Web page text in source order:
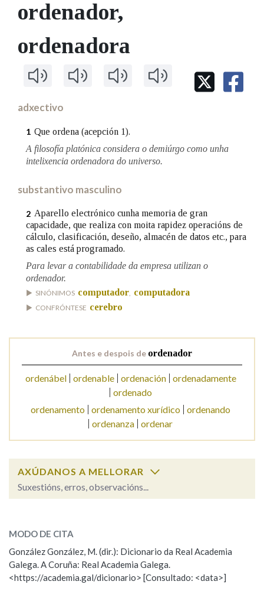
MARCIAL DEL ADALID
BAZÁN
FIGURAS HOMENAXEADAS
60 ANOS DLG
PRIMAVERA DAS LETRAS
PORTAL DAS PALABRAS
Facebook
TwitterYoutubeInstagram
Bluesky
BUSCAR NOS LEMAS
Comeza por
Remata por
Contén
Nos exemplos
Na fraseoloxía
OUTRAS OPCIÓNS DE BUSCA
Marcas gramaticais
LIMPAR
ordenador,
ordenadora
adxectivo
1 Que ordena (acepción 1).
A filosofía platónica considera o demiúrgo como unha
intelixencia ordenadora do universo.
substantivo masculino
2 Aparello electrónico cunha memoria de gran
capacidade, que realiza con moita rapidez operacións de
cálculo, clasificación, deseño, almacén de datos etc., para
as cales está programado.
Para levar a contabilidade da empresa utilizan o
ordenador.
SINÓNIMOS computador, computadora
CONFRÓNTESE cerebro
Antes e despois de ordenador
ordenábel ordenable ordenación
ordenadamente
ordenado
ordenamento ordenamento xurídico ordenando
ordenanza ordenar
AXÚDANOS A MELLORAR
Suxestións, erros, observacións...
ESCOLLE UNHA OPCIÓN:
Observación Hai un erro na palabra
Propoño mellorar a definición
MODO DE CITA
González González, M. (dir.): Dicionario da Real Academia
Galega. A Coruña: Real Academia Galega.
<https://academia.gal/dicionario> [Consultado: <data>]